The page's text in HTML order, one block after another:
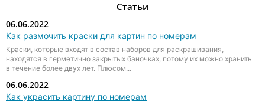
Статьи
06.06.2022
Как размочить краски для картин по номерам
Краски, которые входят в состав наборов для раскрашивания,
находятся в герметично закрытых баночках, потому их можно хранить
в течение более двух лет. Плюсом...
06.06.2022
Как украсить картину по номерам